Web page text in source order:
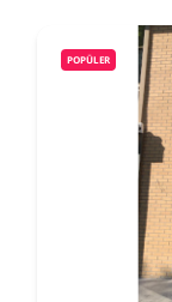
POPÜLER